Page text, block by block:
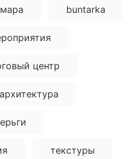
buntarka
центр
архитектура
текстуры